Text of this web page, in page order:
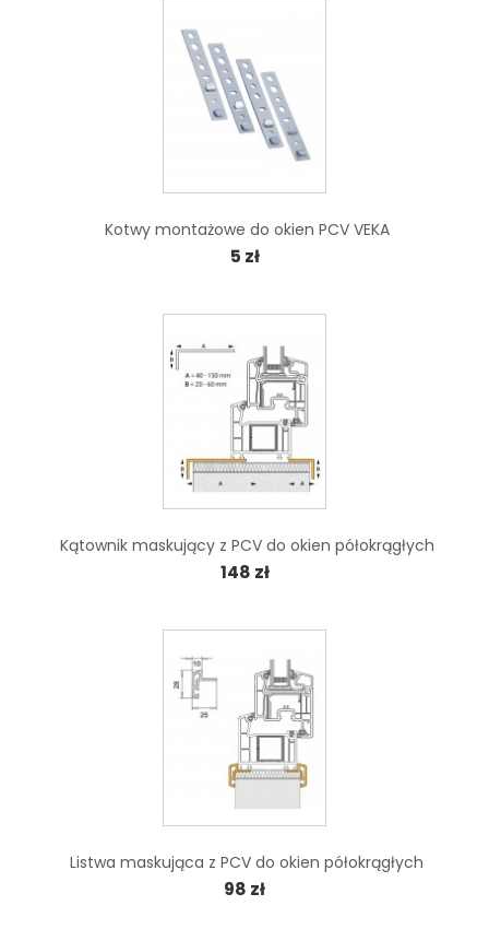
Kotwy montażowe do okien PCV VEKA
5 zł
Kątownik maskujący z PCV do okien półokrągłych
148 zł
Listwa maskująca z PCV do okien półokrągłych
98 zł